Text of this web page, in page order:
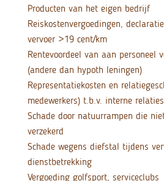
Producten van het eigen bedrijf
Reiskostenvergoedingen,
vervoer >19 cent/km
Rentevoordeel van aan personeel
(andere dan hypoth leningen)
Representatiekosten en
medewerkers) t.b.v. interne relaties
Schade door natuurrampen die
verzekerd
Schade wegens diefstal tijdens
dienstbetrekking
Vergoeding golfsport, serviceclubs